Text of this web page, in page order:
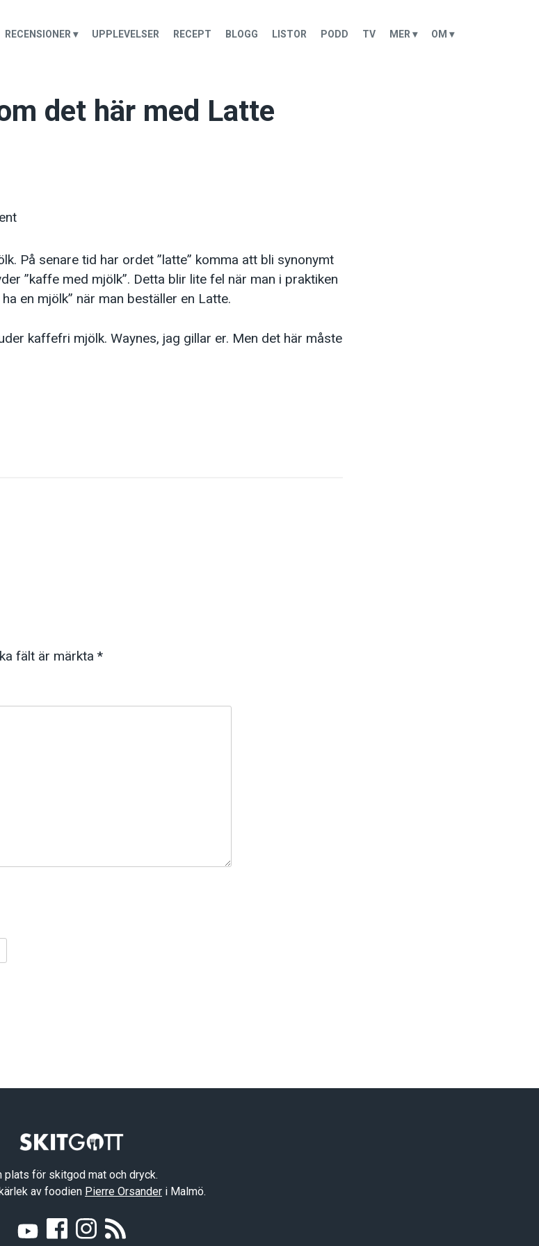
RECENSIONER ▾ UPPLEVELSER RECEPT BLOGG LISTOR PODD TV MER ▾ OM ▾
det här med Latte
På senare tid har ordet ”latte” komma att bli synonymt
”kaffe med mjölk”. Detta blir lite fel när man i praktiken
en mjölk” när man beställer en Latte.
kaffefri mjölk. Waynes, jag gillar er. Men det här måste
fält är märkta *
plats för skitgod mat och dryck.
av foodien Pierre Orsander i Malmö.